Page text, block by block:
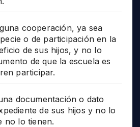
cooperación, ya sea
o de participación en la
de sus hijos, y no lo
de que la escuela es
participar.
documentación o dato
de sus hijos y no lo
no lo tienen.